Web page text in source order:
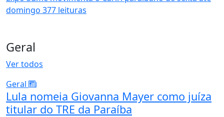
domingo 377 leituras
Geral
Ver todos
Geral
Lula nomeia Giovanna Mayer como juíza
titular do TRE da Paraíba